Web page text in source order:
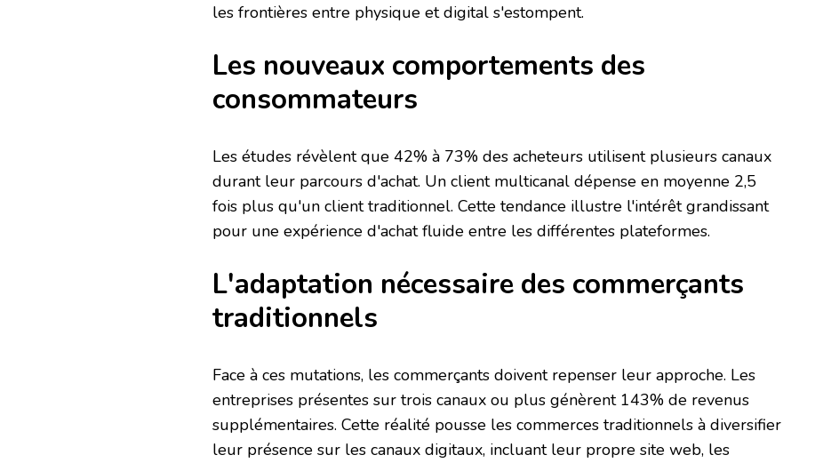
les frontières entre physique et digital s'estompent.
Les nouveaux comportements des
consommateurs
Les études révèlent que 42% à 73% des acheteurs utilisent plusieurs canaux
durant leur parcours d'achat. Un client multicanal dépense en moyenne 2,5
fois plus qu'un client traditionnel. Cette tendance illustre l'intérêt grandissant
pour une expérience d'achat fluide entre les différentes plateformes.
L'adaptation nécessaire des commerçants
traditionnels
Face à ces mutations, les commerçants doivent repenser leur approche. Les
entreprises présentes sur trois canaux ou plus génèrent 143% de revenus
supplémentaires. Cette réalité pousse les commerces traditionnels à diversifier
leur présence sur les canaux digitaux, incluant leur propre site web, les